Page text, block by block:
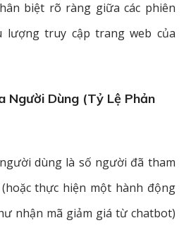
biệt rõ ràng giữa các phiên
lượng truy cập trang web của
Người Dùng (tỷ Lệ Phản
dùng là số người đã tham
thực hiện một hành động
nhận mã giảm giá từ chatbot)